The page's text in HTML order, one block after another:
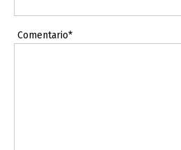
Comentario*